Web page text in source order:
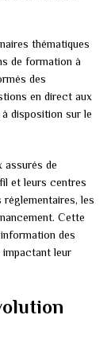
thématiques
de formation à
des
en direct aux
disposition sur le
assurés de
et leurs centres
les
Cette
des
impactant leur